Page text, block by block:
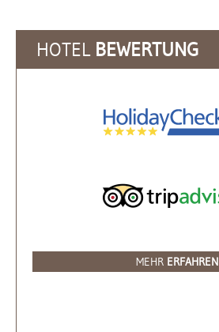
HOTEL BEWERTUNG
MEHR ERFAHREN